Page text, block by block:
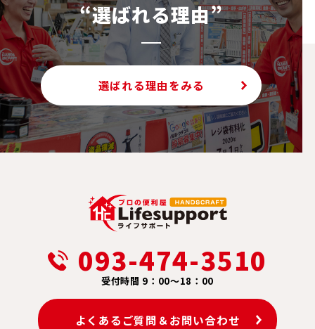
“選ばれる理由”
選ばれる理由をみる
093-474-3510
受付時間 9：00～18：00
よくあるご質問＆お問い合わせ